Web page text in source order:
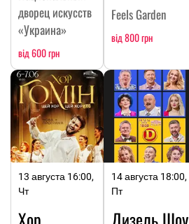
дворец искусств
«Украина»
від 600 грн
Feels Garden
від 800 грн
13 августа 16:00,
Чт
Хор
14 августа 18:00,
Пт
Дизель Шоу